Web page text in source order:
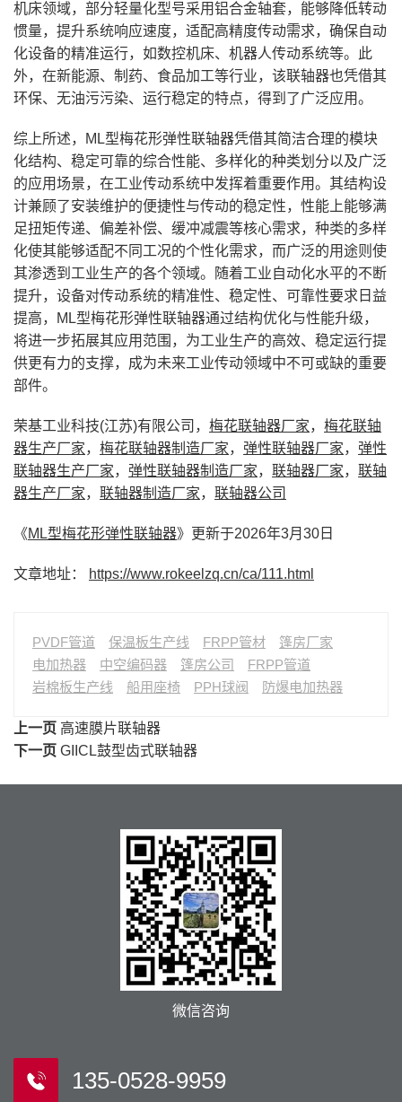
机床领域，部分轻量化型号采用铝合金轴套，能够降低转动
惯量，提升系统响应速度，适配高精度传动需求，确保自动
化设备的精准运行，如数控机床、机器人传动系统等。此
外，在新能源、制药、食品加工等行业，该联轴器也凭借其
环保、无油污污染、运行稳定的特点，得到了广泛应用。
综上所述，ML型梅花形弹性联轴器凭借其简洁合理的模块
化结构、稳定可靠的综合性能、多样化的种类划分以及广泛
的应用场景，在工业传动系统中发挥着重要作用。其结构设
计兼顾了安装维护的便捷性与传动的稳定性，性能上能够满
足扭矩传递、偏差补偿、缓冲减震等核心需求，种类的多样
化使其能够适配不同工况的个性化需求，而广泛的用途则使
其渗透到工业生产的各个领域。随着工业自动化水平的不断
提升，设备对传动系统的精准性、稳定性、可靠性要求日益
提高，ML型梅花形弹性联轴器通过结构优化与性能升级，
将进一步拓展其应用范围，为工业生产的高效、稳定运行提
供更有力的支撑，成为未来工业传动领域中不可或缺的重要
部件。
荣基工业科技(江苏)有限公司， 梅花联轴器厂家， 梅花联轴
器生产厂家， 梅花联轴器制造厂家， 弹性联轴器厂家， 弹性
联轴器生产厂家， 弹性联轴器制造厂家， 联轴器厂家， 联轴
器生产厂家， 联轴器制造厂家， 联轴器公司
《ML型梅花形弹性联轴器》更新于2026年3月30日
文章地址： https://www.rokeelzq.cn/ca/111.html
PVDF管道 保温板生产线 FRPP管材
篷房厂家
电加热器
中空编码器 篷房公司
FRPP管道
岩棉板生产线
船用座椅 PPH球阀 防爆电加热器
上一页 高速膜片联轴器
下一页 GIICL鼓型齿式联轴器
微信咨询
135-0528-9959